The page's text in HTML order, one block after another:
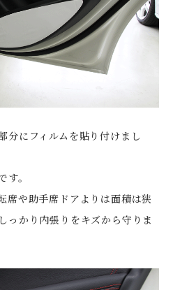
分にフィルムを貼り付けまし
。
席や助手席ドアよりは面積は狭
っかり内張りをキズから守りま